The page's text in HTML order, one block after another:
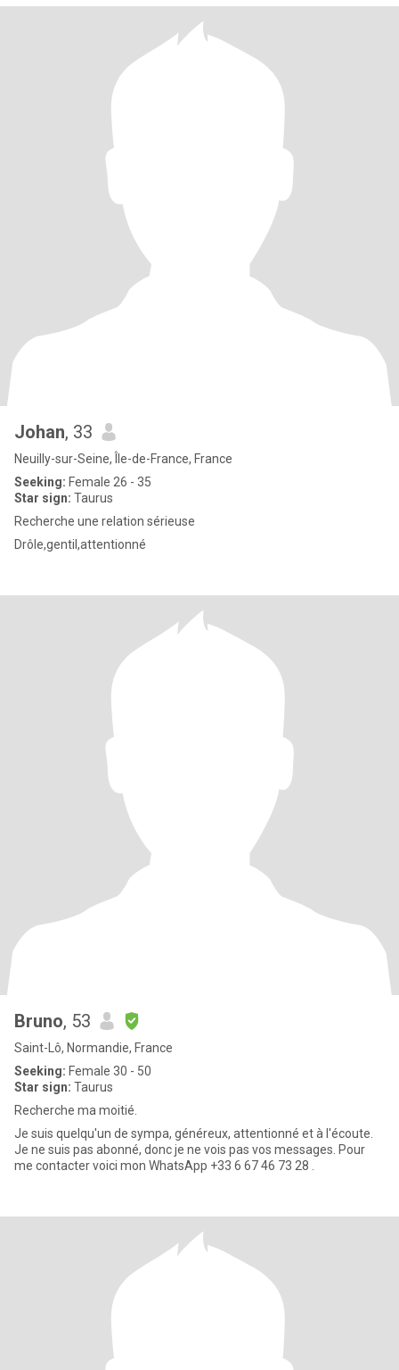
Johan, 33
Neuilly-sur-Seine, Île-de-France, France
Seeking: Female 26 - 35
Star sign: Taurus
Recherche une relation sérieuse
Drôle,gentil,attentionné
Bruno, 53
Saint-Lô, Normandie, France
Seeking: Female 30 - 50
Star sign: Taurus
Recherche ma moitié.
Je suis quelqu'un de sympa, généreux, attentionné et à l'écoute.
Je ne suis pas abonné, donc je ne vois pas vos messages. Pour
me contacter voici mon WhatsApp +33 6 67 46 73 28 .